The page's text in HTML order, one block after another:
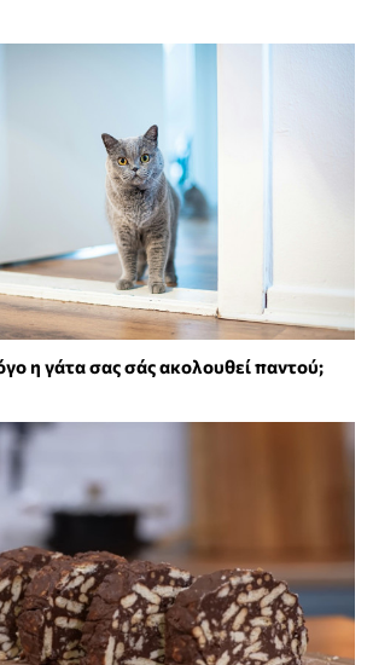
η γάτα σας σάς ακολουθεί παντού;